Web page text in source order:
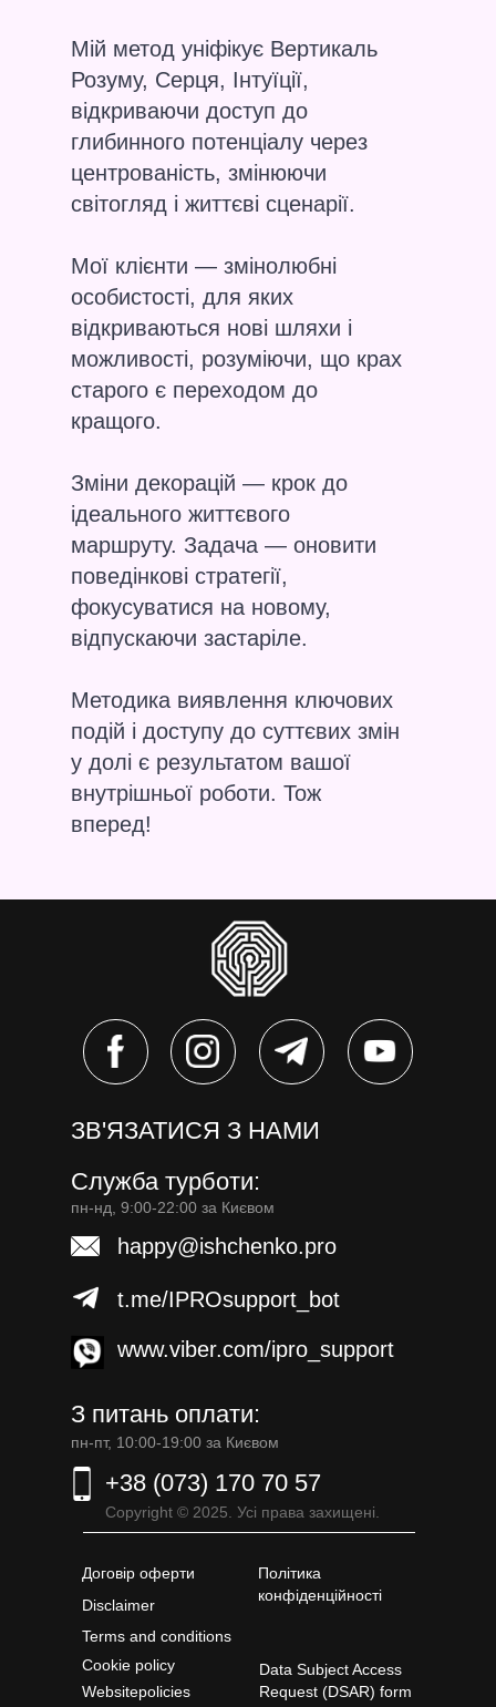
Мій метод уніфікує Вертикаль
Розуму, Серця, Інтуїції,
відкриваючи доступ до
глибинного потенціалу через
центрованість, змінюючи
світогляд і життєві сценарії.
Мої клієнти — змінолюбні
особистості, для яких
відкриваються нові шляхи і
можливості, розуміючи, що крах
старого є переходом до
кращого.
Зміни декорацій — крок до
ідеального життєвого
маршруту. Задача — оновити
поведінкові стратегії,
фокусуватися на новому,
відпускаючи застаріле.
Методика виявлення ключових
подій і доступу до суттєвих змін
у долі є результатом вашої
внутрішньої роботи. Тож
вперед!
ЗВ'ЯЗАТИСЯ З НАМИ
+38 (073) 170 70 57
Договір оферти
Політика
конфіденційності
пн-пт, 10:00-19:00 за Києвом
Copyright © 2025. Усі права захищені.
happy@ishchenko.pro
t.me/IPROsupport_bot
пн-нд, 9:00-22:00 за Києвом
www.viber.com/ipro_support
З питань оплати:
Служба турботи:
Websitepolicies
Disclaimer
Terms and conditions
Cookie policy
Data Subject Access
Request (DSAR) form